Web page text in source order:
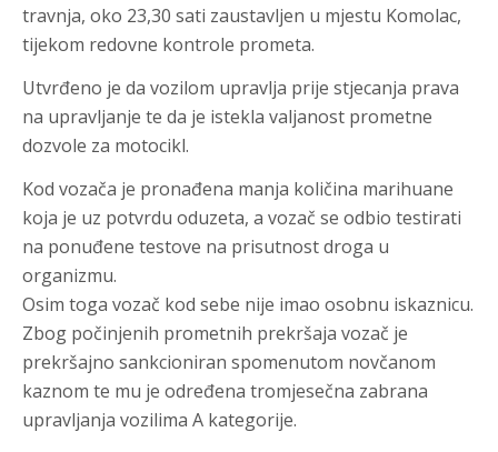
travnja, oko 23,30 sati zaustavljen u mjestu Komolac,
tijekom redovne kontrole prometa.
Utvrđeno je da vozilom upravlja prije stjecanja prava
na upravljanje te da je istekla valjanost prometne
dozvole za motocikl.
Kod vozača je pronađena manja količina marihuane
koja je uz potvrdu oduzeta, a vozač se odbio testirati
na ponuđene testove na prisutnost droga u
organizmu.
Osim toga vozač kod sebe nije imao osobnu iskaznicu.
Zbog počinjenih prometnih prekršaja vozač je
prekršajno sankcioniran spomenutom novčanom
kaznom te mu je određena tromjesečna zabrana
upravljanja vozilima A kategorije.